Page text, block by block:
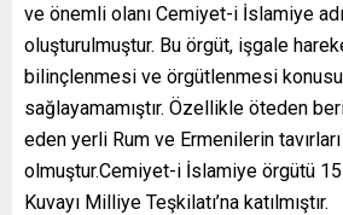
ve önemli olanı Cemiyet-i İslamiye
oluşturulmuştur. Bu örgüt, işgale
bilinçlenmesi ve örgütlenmesi
sağlayamamıştır. Özellikle öteden
eden yerli Rum ve Ermenilerin
olmuştur.Cemiyet-i İslamiye örgütü 15
Kuvayı Milliye Teşkilatı’na katılmıştır.